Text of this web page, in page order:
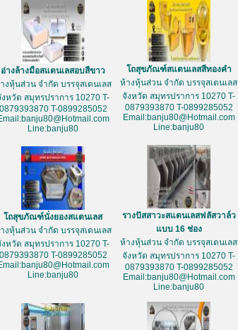
อ่างล้างมือสแตนเลสอบสีขาว
งหุ้นส่วน จำกัด บรรจุสเตนเลส
หวัด สมุทรปราการ 10270 T-
0879393870 T-0899285052
Line:banju80
โถสุขภัณฑ์สแตนเลสสีทองคำ
ห้างหุ้นส่วน จำกัด บรรจุสเตนเลส
จังหวัด สมุทรปราการ 10270 T-
0879393870 T-0899285052
Email:banju80@Hotmail.com
Line:banju80
โถสุขภัณฑ์นั่งยองสแตนเลส
งหุ้นส่วน จำกัด บรรจุสเตนเลส
หวัด สมุทรปราการ 10270 T-
0879393870 T-0899285052
Line:banju80
รางปัสสาวะสแตนเลสฟลัสวาล์ว
แบบ 16 ช่อง
ห้างหุ้นส่วน จำกัด บรรจุสเตนเลส
จังหวัด สมุทรปราการ 10270 T-
0879393870 T-0899285052
Email:banju80@Hotmail.com
Line:banju80